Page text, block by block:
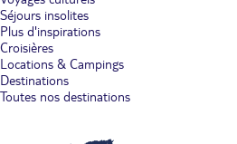
Séjours insolites
Plus d'inspirations
Croisières
Locations & Campings
Destinations
Toutes nos destinations